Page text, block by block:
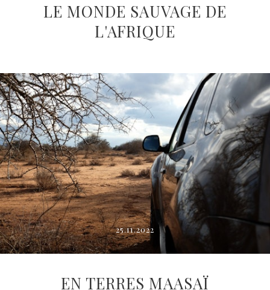
LE MONDE SAUVAGE DE
L'AFRIQUE
25.11.2022
EN TERRES MAASAÏ